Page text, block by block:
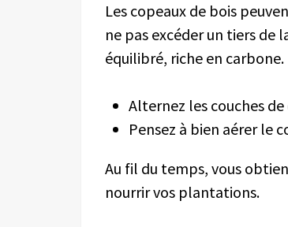
Les copeaux de bois
ne pas excéder un tiers
équilibré, riche en carbone.
Alternez les couches
Pensez à bien aérer le
Au fil du temps, vous
nourrir vos plantations.